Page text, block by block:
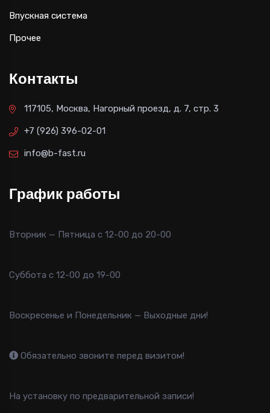
Впускная система
Прочее
Контакты
117105, Москва, Нагорный проезд, д. 7, стр. 3
+7 (926) 396-02-01
info@b-fast.ru
График работы
Вторник — Пятница с 12-00 до 20-00
Суббота с 12-00 до 19-00
Воскресенье и Понедельник — Выходные дни!
Обязательно звоните перед визитом!
На установку по предварительной записи!